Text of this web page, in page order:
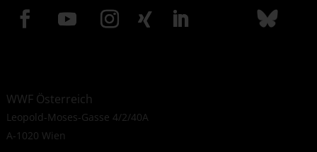
WWF Österreich
Leopold-Moses-Gasse 4/2/40A
A-1020 Wien